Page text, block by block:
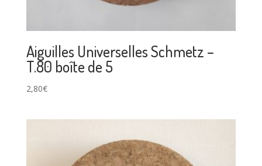
Aiguilles Universelles Schmetz –
T.80 boîte de 5
2,80€